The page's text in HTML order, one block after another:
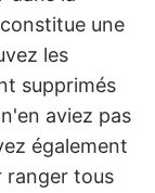
une
les
supprimés
aviez pas
également
ranger tous